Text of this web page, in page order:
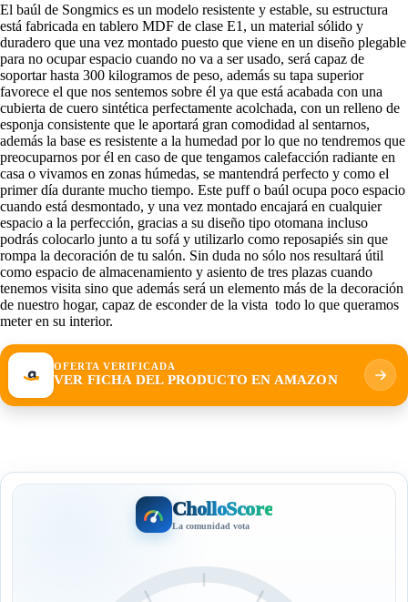
El baúl de Songmics es un modelo resistente y estable, su estructura
está fabricada en tablero MDF de clase E1, un material sólido y
duradero que una vez montado puesto que viene en un diseño plegable
para no ocupar espacio cuando no va a ser usado, será capaz de
soportar hasta 300 kilogramos de peso, además su tapa superior
favorece el que nos sentemos sobre él ya que está acabada con una
cubierta de cuero sintética perfectamente acolchada, con un relleno de
esponja consistente que le aportará gran comodidad al sentarnos,
además la base es resistente a la humedad por lo que no tendremos que
preocuparnos por él en caso de que tengamos calefacción radiante en
casa o vivamos en zonas húmedas, se mantendrá perfecto y como el
primer día durante mucho tiempo. Este puff o baúl ocupa poco espacio
cuando está desmontado, y una vez montado encajará en cualquier
espacio a la perfección, gracias a su diseño tipo otomana incluso
podrás colocarlo junto a tu sofá y utilizarlo como reposapiés sin que
rompa la decoración de tu salón. Sin duda no sólo nos resultará útil
como espacio de almacenamiento y asiento de tres plazas cuando
tenemos visita sino que además será un elemento más de la decoración
de nuestro hogar, capaz de esconder de la vista todo lo que queramos
meter en su interior.
OFERTA VERIFICADA
VER FICHA DEL PRODUCTO EN AMAZON
CholloScore
La comunidad vota